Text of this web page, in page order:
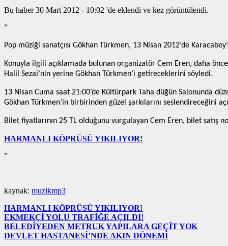
Bu haber 30 Mart 2012 - 10:02 'de eklendi ve kez görüntülendi.
”
Pop müziği sanatçısı Gökhan Türkmen, 13 Nisan 2012’de
Konuyla ilgili açıklamada bulunan organizatör Cem Eren, daha
Halil Sezai’nin yerine Gökhan Türkmen’i getireceklerini söyledi.
13 Nisan Cuma saat 21:00’de Kültürpark Taha düğün Salonunda
Gökhan Türkmen’in birbirinden güzel şarkılarını seslendireceğini
Bilet fiyatlarının 25 TL olduğunu vurgulayan Cem Eren, bilet satış
HARMANLI KÖPRÜSÜ YIKILIYOR!
”
kaynak: muzikmp3
HARMANLI KÖPRÜSÜ YIKILIYOR!
EKMEKÇİ YOLU TRAFİĞE AÇILDI!
BELEDİYEDEN METRUK YAPILARA GEÇİT YOK
DEVLET HASTANESİ’NDE AKIN DÖNEMİ